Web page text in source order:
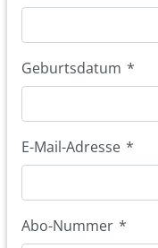
Geburtsdatum *
E-Mail-Adresse *
Abo-Nummer *